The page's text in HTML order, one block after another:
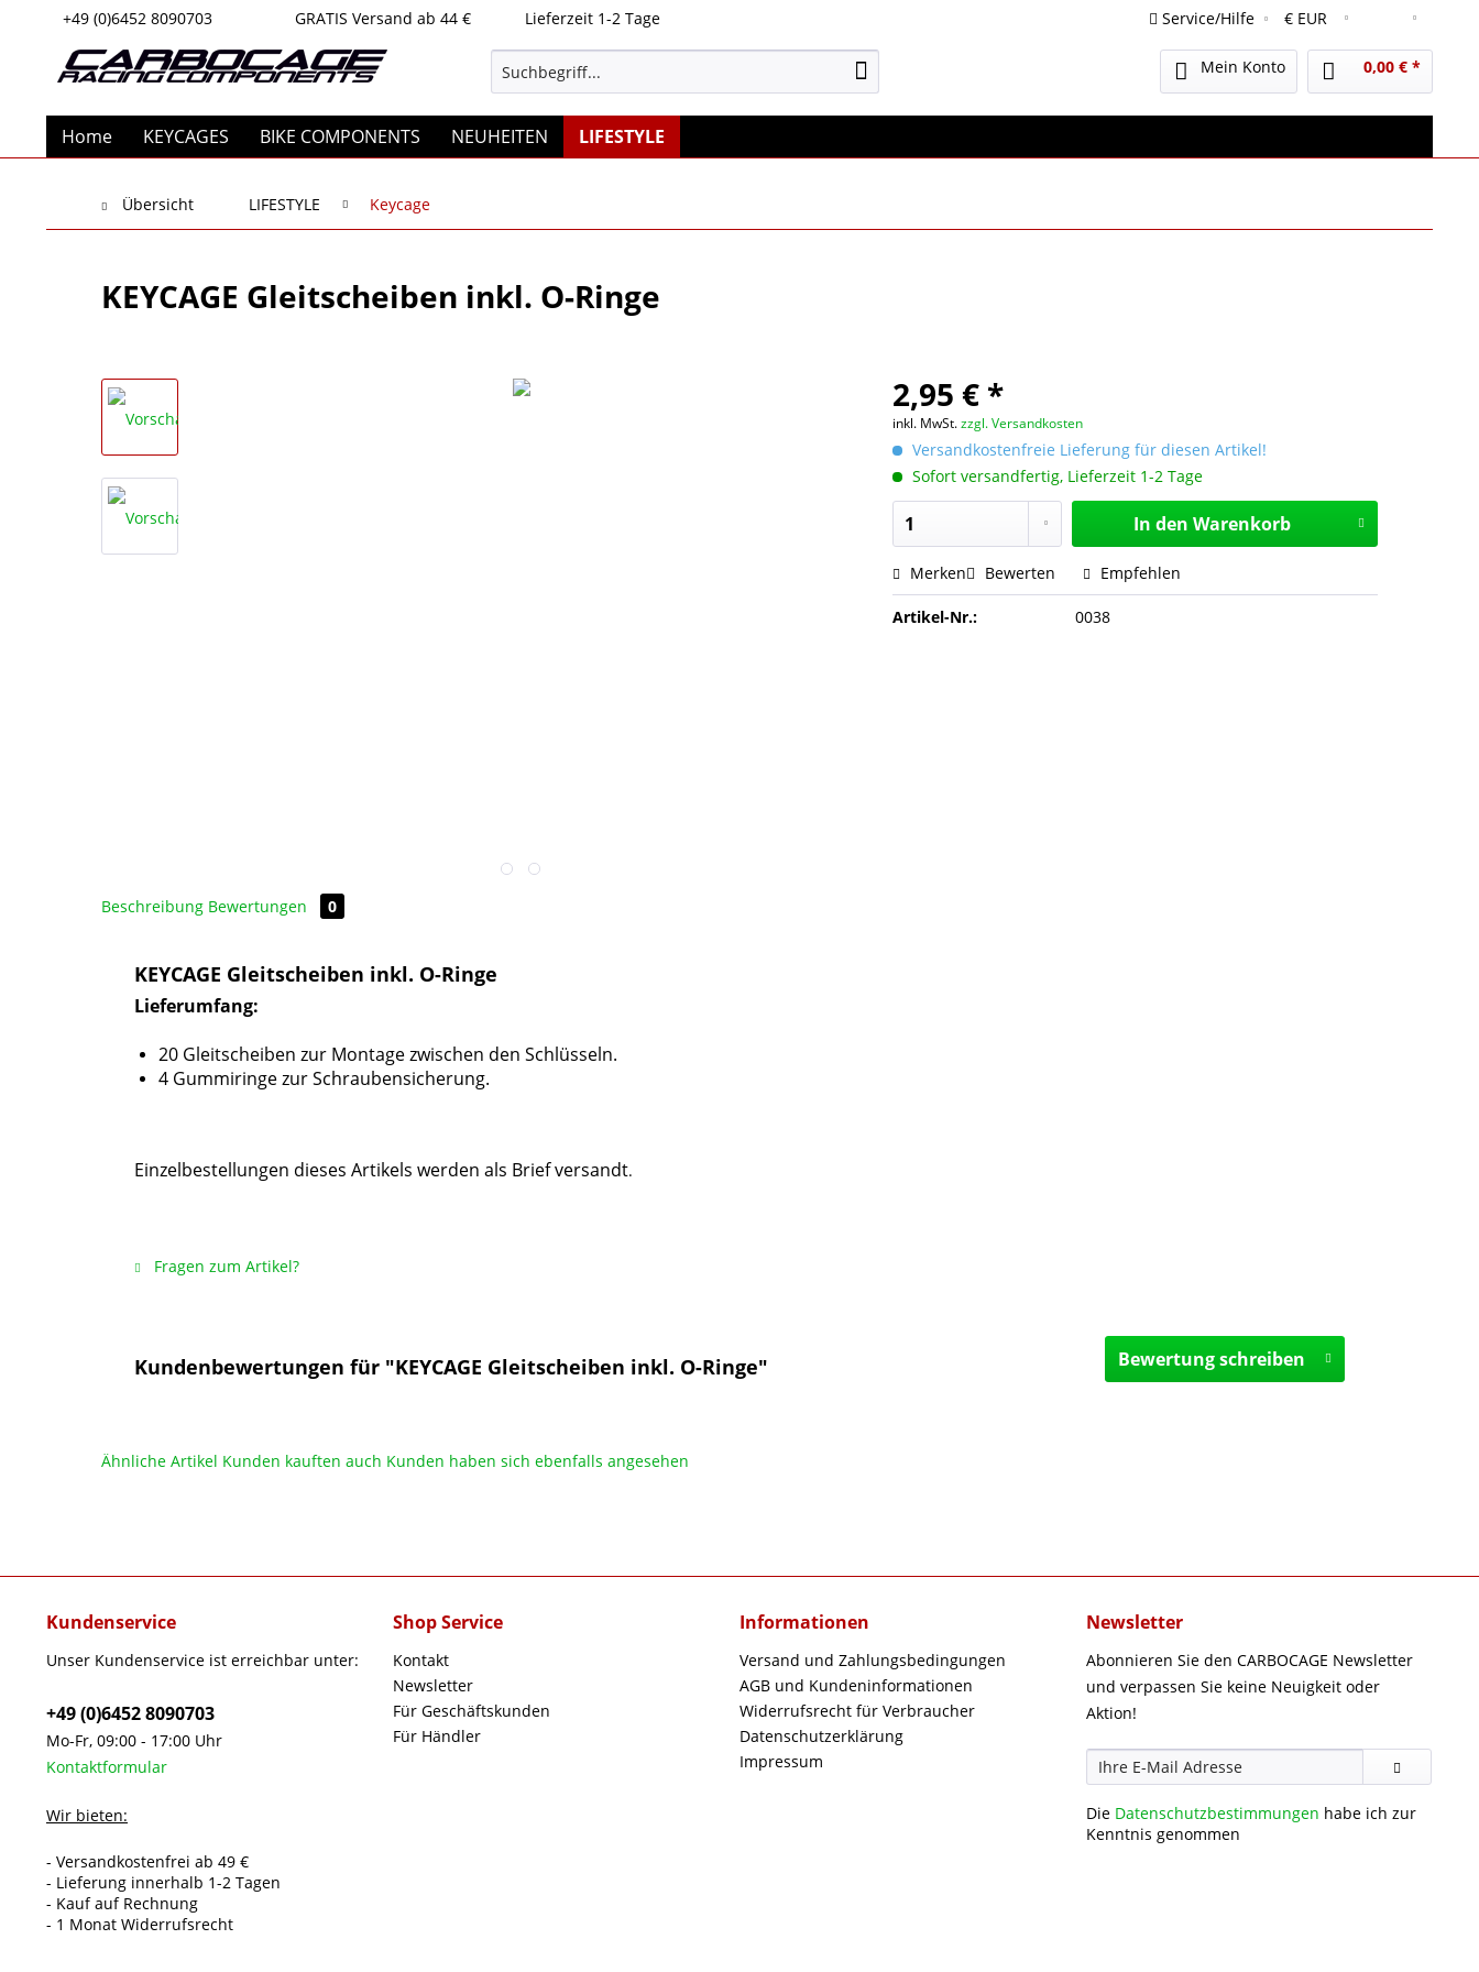
+49 (0)6452 8090703 GRATIS Versand ab 44 € Lieferzeit 1-2 Tage Deutsch
Service/Hilfe
Mein Konto 0,00 € *
Home KEYCAGES BIKE COMPONENTS NEUHEITEN LIFESTYLE
Übersicht LIFESTYLE Keycage
KEYCAGE Gleitscheiben inkl. O-Ringe
2,95 € *
inkl. MwSt.zzgl. Versandkosten
Versandkostenfreie Lieferung für diesen Artikel!
Sofort versandfertig, Lieferzeit 1-2 Tage
In den Warenkorb
Merken Bewerten Empfehlen
Artikel-Nr.: 0038
Beschreibung Bewertungen 0
KEYCAGE Gleitscheiben inkl. O-Ringe
Lieferumfang:
20 Gleitscheiben zur Montage zwischen den Schlüsseln.
4 Gummiringe zur Schraubensicherung.
Einzelbestellungen dieses Artikels werden als Brief versandt.
Fragen zum Artikel?
Kundenbewertungen für "KEYCAGE Gleitscheiben inkl. O-Ringe" Bewertung schreiben
Ähnliche Artikel Kunden kauften auch Kunden haben sich ebenfalls angesehen
Kundenservice
Unser Kundenservice ist erreichbar unter:
+49 (0)6452 8090703
Mo-Fr, 09:00 - 17:00 Uhr
Kontaktformular
Wir bieten:
- Versandkostenfrei ab 49 €
- Lieferung innerhalb 1-2 Tagen
- Kauf auf Rechnung
- 1 Monat Widerrufsrecht
Shop Service
Kontakt
Newsletter
Für Geschäftskunden
Für Händler
Informationen
Versand und Zahlungsbedingungen
AGB und Kundeninformationen
Widerrufsrecht für Verbraucher
Datenschutzerklärung
Impressum
Newsletter
Abonnieren Sie den CARBOCAGE Newsletter
und verpassen Sie keine Neuigkeit oder
Aktion!
Die Datenschutzbestimmungen habe ich zur
Kenntnis genommen